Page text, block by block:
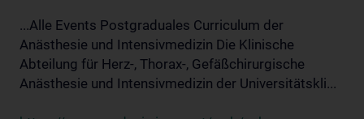
...Alle Events Postgraduales Curriculum der
Anästhesie und Intensivmedizin Die Klinische
Abteilung für Herz-, Thorax-, Gefäßchirurgische
Anästhesie und Intensivmedizin der Universitätskli...